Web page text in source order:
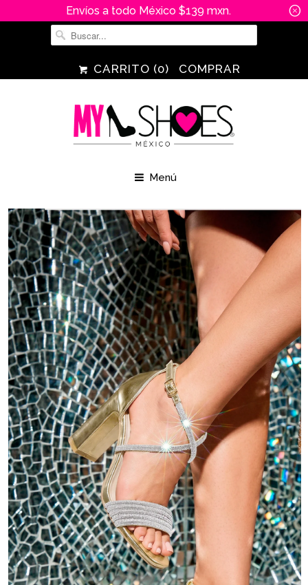
Envíos a todo México $139 mxn. ␡
CARRITO (0) COMPRAR
Menú